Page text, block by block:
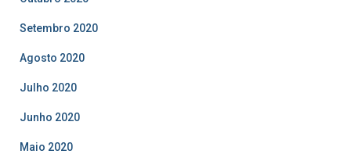
Setembro 2020
Agosto 2020
Julho 2020
Junho 2020
Maio 2020